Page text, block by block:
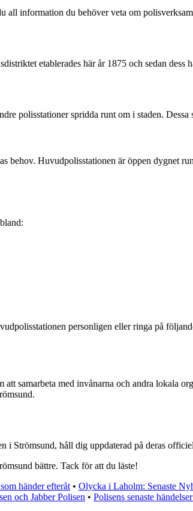
information du behöver veta om
etablerades här år 1875 och sedan dess
polisstationer spridda runt om i staden.
behov. Huvudpolisstationen är öppen dygnet
personligen eller ringa på
samarbeta med invånarna och andra lokala
i Strömsund, håll dig uppdaterad på deras
bättre. Tack för att du läste!
händer efteråt • Olycka i Laholm: Senaste
och Jabber Polisen • Polisens senaste